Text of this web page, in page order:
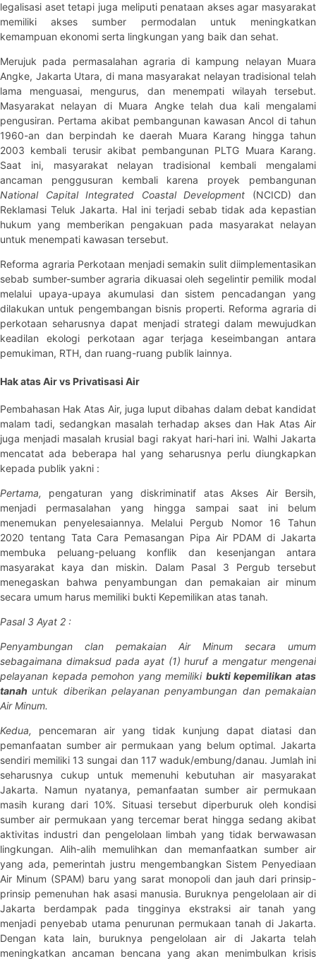
legalisasi aset tetapi juga meliputi penataan akses agar masyarakat
memiliki akses sumber permodalan untuk meningkatkan
kemampuan ekonomi serta lingkungan yang baik dan sehat.
Merujuk pada permasalahan agraria di kampung nelayan Muara
Angke, Jakarta Utara, di mana masyarakat nelayan tradisional telah
lama menguasai, mengurus, dan menempati wilayah tersebut.
Masyarakat nelayan di Muara Angke telah dua kali mengalami
pengusiran. Pertama akibat pembangunan kawasan Ancol di tahun
1960-an dan berpindah ke daerah Muara Karang hingga tahun
2003 kembali terusir akibat pembangunan PLTG Muara Karang.
Saat ini, masyarakat nelayan tradisional kembali mengalami
ancaman penggusuran kembali karena proyek pembangunan
National Capital Integrated Coastal Development (NCICD) dan
Reklamasi Teluk Jakarta. Hal ini terjadi sebab tidak ada kepastian
hukum yang memberikan pengakuan pada masyarakat nelayan
untuk menempati kawasan tersebut.
Reforma agraria Perkotaan menjadi semakin sulit diimplementasikan
sebab sumber-sumber agraria dikuasai oleh segelintir pemilik modal
melalui upaya-upaya akumulasi dan sistem pencadangan yang
dilakukan untuk pengembangan bisnis properti. Reforma agraria di
perkotaan seharusnya dapat menjadi strategi dalam mewujudkan
keadilan ekologi perkotaan agar terjaga keseimbangan antara
pemukiman, RTH, dan ruang-ruang publik lainnya.
Hak atas Air vs Privatisasi Air
Pembahasan Hak Atas Air, juga luput dibahas dalam debat kandidat
malam tadi, sedangkan masalah terhadap akses dan Hak Atas Air
juga menjadi masalah krusial bagi rakyat hari-hari ini. Walhi Jakarta
mencatat ada beberapa hal yang seharusnya perlu diungkapkan
kepada publik yakni :
Pertama, pengaturan yang diskriminatif atas Akses Air Bersih,
menjadi permasalahan yang hingga sampai saat ini belum
menemukan penyelesaiannya. Melalui Pergub Nomor 16 Tahun
2020 tentang Tata Cara Pemasangan Pipa Air PDAM di Jakarta
membuka peluang-peluang konflik dan kesenjangan antara
masyarakat kaya dan miskin. Dalam Pasal 3 Pergub tersebut
menegaskan bahwa penyambungan dan pemakaian air minum
secara umum harus memiliki bukti Kepemilikan atas tanah.
Pasal 3 Ayat 2 :
Penyambungan clan pemakaian Air Minum secara umum
sebagaimana dimaksud pada ayat (1) huruf a mengatur mengenai
pelayanan kepada pemohon yang memiliki bukti kepemilikan atas
tanah untuk diberikan pelayanan penyambungan dan pemakaian
Air Minum.
Kedua, pencemaran air yang tidak kunjung dapat diatasi dan
pemanfaatan sumber air permukaan yang belum optimal. Jakarta
sendiri memiliki 13 sungai dan 117 waduk/embung/danau. Jumlah ini
seharusnya cukup untuk memenuhi kebutuhan air masyarakat
Jakarta. Namun nyatanya, pemanfaatan sumber air permukaan
masih kurang dari 10%. Situasi tersebut diperburuk oleh kondisi
sumber air permukaan yang tercemar berat hingga sedang akibat
aktivitas industri dan pengelolaan limbah yang tidak berwawasan
lingkungan. Alih-alih memulihkan dan memanfaatkan sumber air
yang ada, pemerintah justru mengembangkan Sistem Penyediaan
Air Minum (SPAM) baru yang sarat monopoli dan jauh dari prinsip-
prinsip pemenuhan hak asasi manusia. Buruknya pengelolaan air di
Jakarta berdampak pada tingginya ekstraksi air tanah yang
menjadi penyebab utama penurunan permukaan tanah di Jakarta.
Dengan kata lain, buruknya pengelolaan air di Jakarta telah
meningkatkan ancaman bencana yang akan menimbulkan krisis